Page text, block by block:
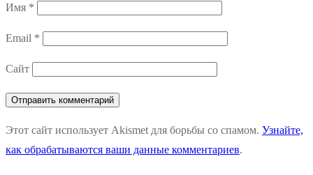
Имя *
Email *
Сайт
Этот сайт использует Akismet для борьбы со спамом. Узнайте,
как обрабатываются ваши данные комментариев.